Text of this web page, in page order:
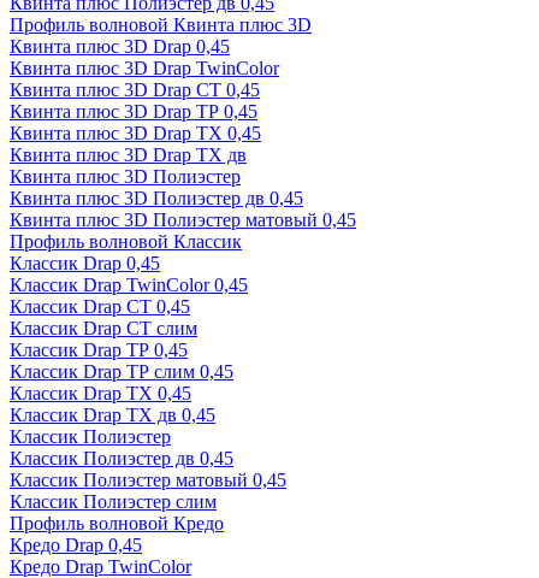
Профиль волновой Квинта плюс 3D
Квинта плюс 3D Drap 0,45
Квинта плюс 3D Drap TwinColor
Квинта плюс 3D Drap СТ 0,45
Квинта плюс 3D Drap ТР 0,45
Квинта плюс 3D Drap ТХ 0,45
Квинта плюс 3D Drap ТХ дв
Квинта плюс 3D Полиэстер
Квинта плюс 3D Полиэстер дв 0,45
Квинта плюс 3D Полиэстер матовый 0,45
Профиль волновой Классик
Классик Drap 0,45
Классик Drap TwinColor 0,45
Классик Drap СТ 0,45
Классик Drap СТ слим
Классик Drap ТР 0,45
Классик Drap ТР слим 0,45
Классик Drap ТХ 0,45
Классик Drap ТХ дв 0,45
Классик Полиэстер
Классик Полиэстер дв 0,45
Классик Полиэстер матовый 0,45
Классик Полиэстер слим
Профиль волновой Кредо
Кредо Drap 0,45
Кредо Drap TwinColor